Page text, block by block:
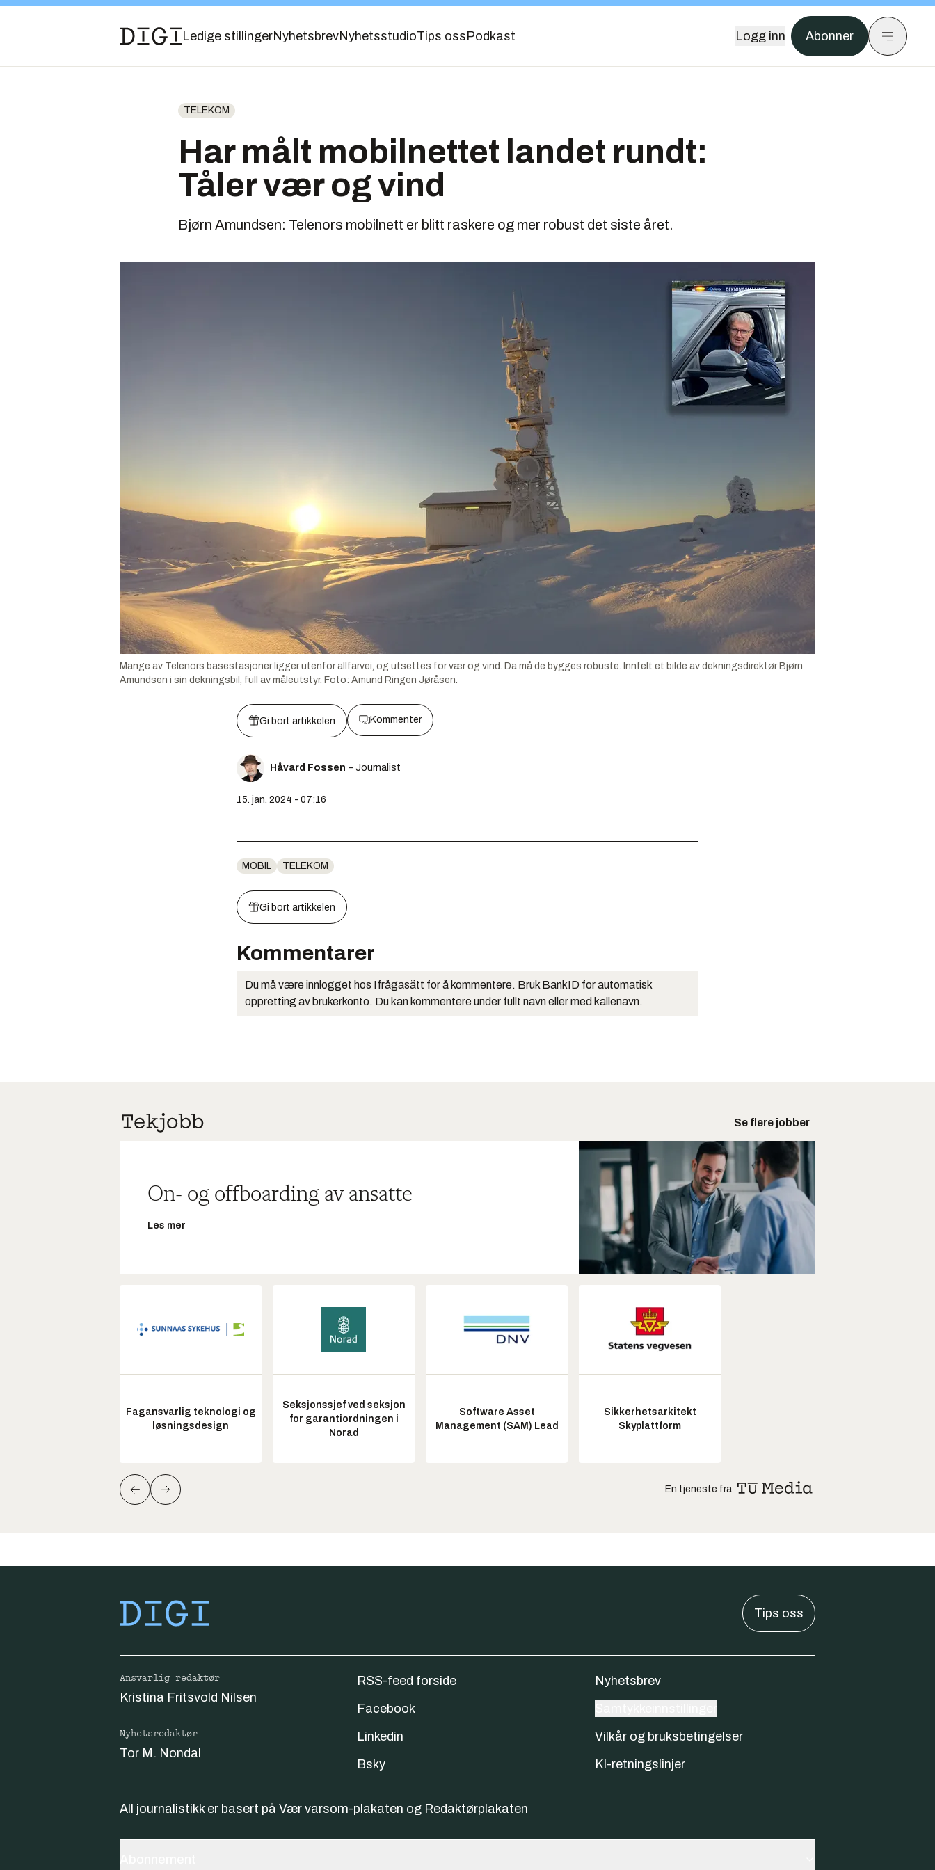
Ledige stillingerNyhetsbrevNyhetsstudioTips oss Podkast Logg inn Abonner
TELEKOM
Har målt mobilnettet landet rundt:
Tåler vær og vind
Bjørn Amundsen: Telenors mobilnett er blitt raskere og mer robust det siste året.
Mange av Telenors basestasjoner ligger utenfor allfarvei, og utsettes for vær og vind. Da må de bygges robuste. Innfelt et bilde av dekningsdirektør Bjørn
Amundsen i sin dekningsbil, full av måleutstyr. Foto: Amund Ringen Jøråsen.
Gi bort artikkelen Kommenter
Håvard Fossen – Journalist
15. jan. 2024 - 07:16
MOBIL TELEKOM
Gi bort artikkelen
Kommentarer
Du må være innlogget hos Ifrågasätt for å kommentere. Bruk BankID for automatisk
oppretting av brukerkonto. Du kan kommentere under fullt navn eller med kallenavn.
Se flere jobber
On- og offboarding av ansatte
Les mer
Fagansvarlig teknologi og
løsningsdesign
Seksjonssjef ved seksjon
for garantiordningen i
Norad
Software Asset
Management (SAM) Lead
Sikkerhetsarkitekt
Skyplattform
En tjeneste fra
Tips oss
Ansvarlig redaktør
Kristina Fritsvold Nilsen
Nyhetsredaktør
Tor M. Nondal
RSS-feed forside
Facebook
Linkedin
Bsky
Nyhetsbrev
Vilkår og bruksbetingelser
KI-retningslinjer
All journalistikk er basert på Vær varsom-plakaten og Redaktørplakaten